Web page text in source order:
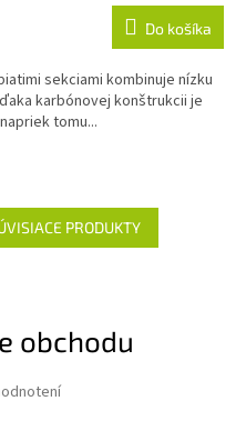
Do košíka
sekciami kombinuje nízku
karbónovej konštrukcii je
tomu...
PRODUKTY
obchodu